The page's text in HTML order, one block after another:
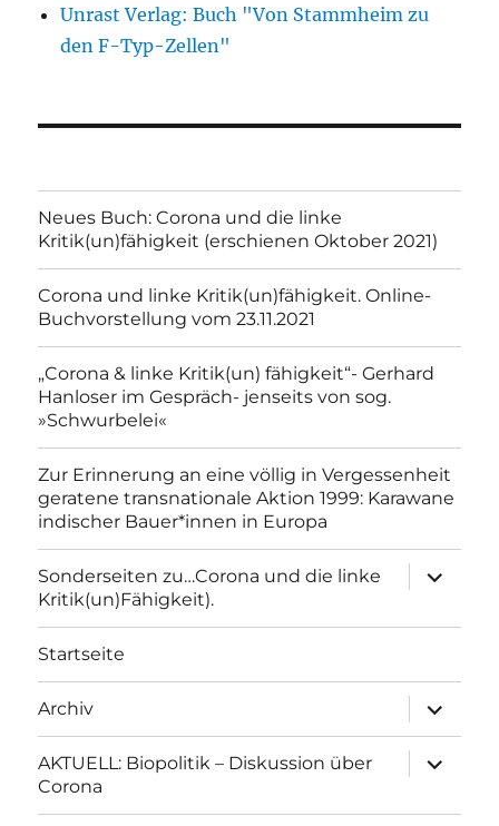
Unrast Verlag: Buch "Von Stammheim zu
den F-Typ-Zellen"
Neues Buch: Corona und die linke
Kritik(un)fähigkeit (erschienen Oktober 2021)
Corona und linke Kritik(un)fähigkeit. Online-
Buchvorstellung vom 23.11.2021
„Corona & linke Kritik(un) fähigkeit“- Gerhard
Hanloser im Gespräch- jenseits von sog.
»Schwurbelei«
Zur Erinnerung an eine völlig in Vergessenheit
geratene transnationale Aktion 1999: Karawane
indischer Bauer*innen in Europa
Sonderseiten zu…Corona und die linke
Kritik(un)Fähigkeit).
anzeigen
Startseite
Archiv
anzeigen
AKTUELL: Biopolitik – Diskussion über
Corona
anzeigen